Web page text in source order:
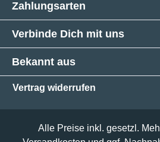
Zahlungsarten
Verbinde Dich mit uns
Bekannt aus
Vertrag widerrufen
Alle Preise inkl. gesetzl.